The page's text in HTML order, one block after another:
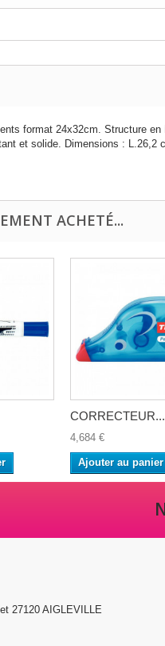
format 24x32cm. Structure en
et solide. Dimensions : L.26,2
ACHETÉ...
CORRECTEUR...
4,684 €
Ajouter au panier
27120 AIGLEVILLE